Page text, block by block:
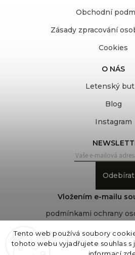
Tento web používá soubory
tohoto webu vyjadřujete souhlas s
Obchodní
Zásady zpracování
Cookies
O NÁS
Letenský
Blog
Instagram
Odebírat
Vložením e-mailu
podmínkami ochrany